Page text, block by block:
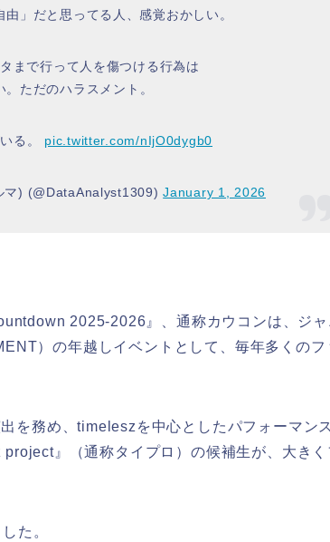
」だと思ってる人、感覚おかしい。
まで行って人を傷つける行為は
ただのハラスメント。
る。 pic.twitter.com/nIjO0dygb0
マ) (@DataAnalyst1309)January 1, 2026
2025-2026』、通称カウコンは、ジャ
）の年越しイベントとして、毎年多くのフ
を務め、timeleszを中心としたパフォーマンス
』（通称タイプロ）の候補生が、大きく
た。